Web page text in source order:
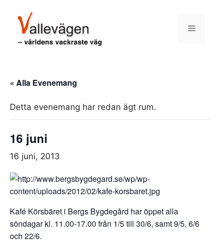
innehåll
Meny
« Alla Evenemang
Detta evenemang har redan ägt rum.
16 juni
16 juni, 2013
Kafé Körsbäret i Bergs Bygdegård har öppet alla
söndagar kl. 11.00-17.00 från 1/5 till 30/6, samt 9/5, 6/6
och 22/6.